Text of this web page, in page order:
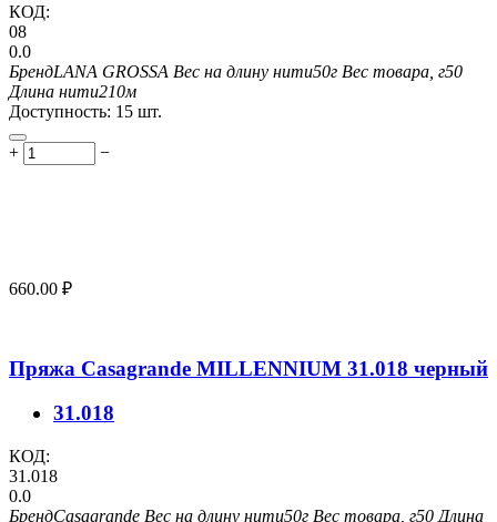
КОД:
08
0.0
БрендLANA GROSSA Вес на длину нити50г Вес товара, г50
Длина нити210м
Доступность: 15 шт.
+ −
660.00 ₽
Пряжа Casagrande MILLENNIUM 31.018 черный
31.018
КОД:
31.018
0.0
БрендCasagrande Вес на длину нити50г Вес товара, г50 Длина